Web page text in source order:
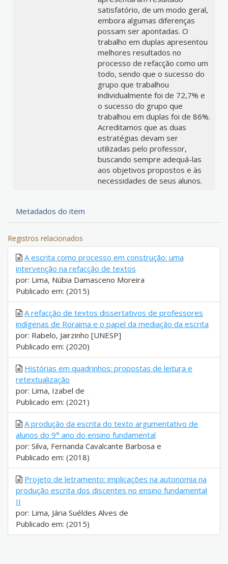
satisfatório, de um modo geral,
embora algumas diferenças
possam ser apontadas. O
trabalho em duplas apresentou
melhores resultados no
processo de refacção como um
todo, sendo que o sucesso do
grupo que trabalhou
individualmente foi de 72,7% e
o sucesso do grupo que
trabalhou em duplas foi de 86%.
Acreditamos que as duas
estratégias devam ser
utilizadas pelo professor,
buscando sempre adequá-las
aos objetivos propostos e às
necessidades de seus alunos.
Metadados do item
Registros relacionados
A escrita como processo em construção: uma
intervenção na refacção de textos
por: Lima, Núbia Damasceno Moreira
Publicado em: (2015)
A refacção de textos dissertativos de professores
indígenas de Roraima e o papel da mediação da escrita
por: Rabelo, Jairzinho [UNESP]
Publicado em: (2020)
Histórias em quadrinhos: propostas de leitura e
retextualização
por: Lima, Izabel de
Publicado em: (2021)
A produção da escrita do texto argumentativo de
alunos do 9° ano do ensino fundamental
por: Silva, Fernanda Cavalcante Barbosa e
Publicado em: (2018)
Projeto de letramento: implicações na autonomia na
produção escrita dos discentes no ensino fundamental
II
por: Lima, Jária Suéldes Alves de
Publicado em: (2015)